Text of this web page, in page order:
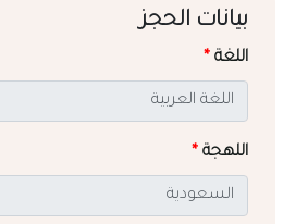
بيانات الحجز
اللغة *
اللهجة *